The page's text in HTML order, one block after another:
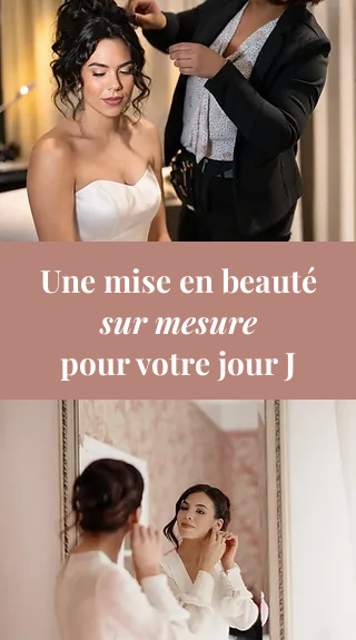
COIFFURE MARIAGE EN PROVENCE
Une mise en beauté
sur-mesurepour votre
jour J
Une mise en beauté
sur mesure
pour votre jour J